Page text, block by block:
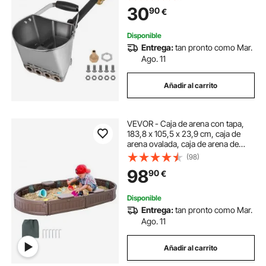
3090€
Disponible
Entrega:tan pronto como Mar.
Ago. 11
Añadir al carrito
VEVOR - Caja de arena con tapa,
183,8 x 105,5 x 23,9 cm, caja de
arena ovalada, caja de arena de
HDPE con 4 asientos en las
esquinas y revestimiento inferior,
caja de arena para niños para
exteriores, patio, playa, parque,
regalo para niños y niñas de 3 a 12
años, marrón
(98)
9890€
Disponible
Entrega:tan pronto como Mar.
Ago. 11
Añadir al carrito